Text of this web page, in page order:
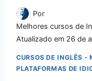
Por
Melhores cursos de
Atualizado em 26 de
CURSOS DE INGLÊS -
PLATAFORMAS DE